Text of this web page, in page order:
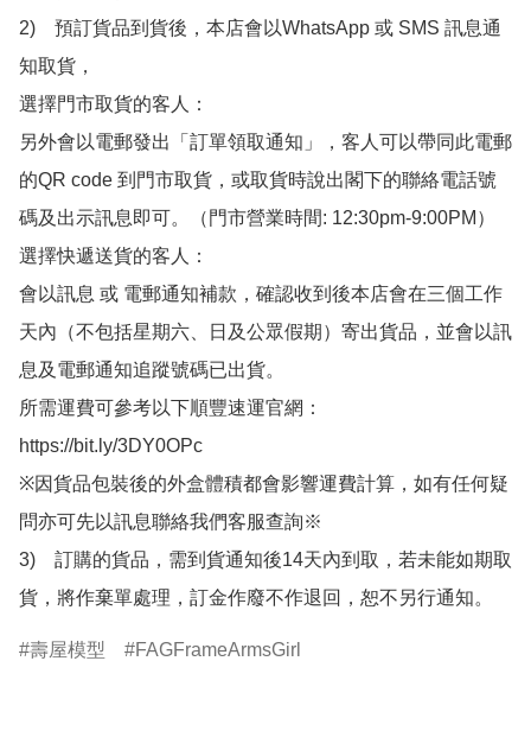
2)　預訂貨品到貨後，本店會以WhatsApp 或 SMS 訊息通
知取貨，
選擇門市取貨的客人：
另外會以電郵發出「訂單領取通知」，客人可以帶同此電郵
的QR code 到門市取貨，或取貨時說出閣下的聯絡電話號
碼及出示訊息即可。（門市營業時間: 12:30pm-9:00PM）
選擇快遞送貨的客人：
會以訊息 或 電郵通知補款，確認收到後本店會在三個工作
天內（不包括星期六、日及公眾假期）寄出貨品，並會以訊
息及電郵通知追蹤號碼已出貨。
所需運費可參考以下順豐速運官網：
https://bit.ly/3DY0OPc
※因貨品包裝後的外盒體積都會影響運費計算，如有任何疑
問亦可先以訊息聯絡我們客服查詢※
3)　訂購的貨品，需到貨通知後14天內到取，若未能如期取
貨，將作棄單處理，訂金作廢不作退回，恕不另行通知。
壽屋模型 FAGFrameArmsGirl